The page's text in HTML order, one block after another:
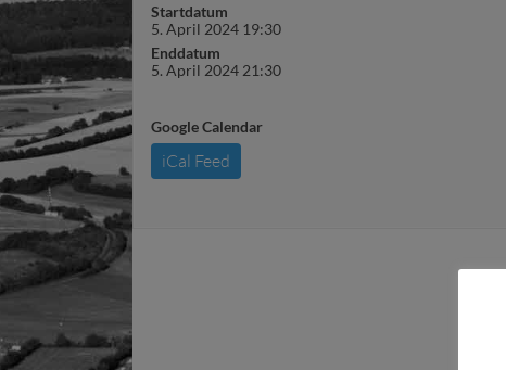
Startdatum
5. April 2024 19:30
Enddatum
5. April 2024 21:30
Google Calendar
iCal Feed